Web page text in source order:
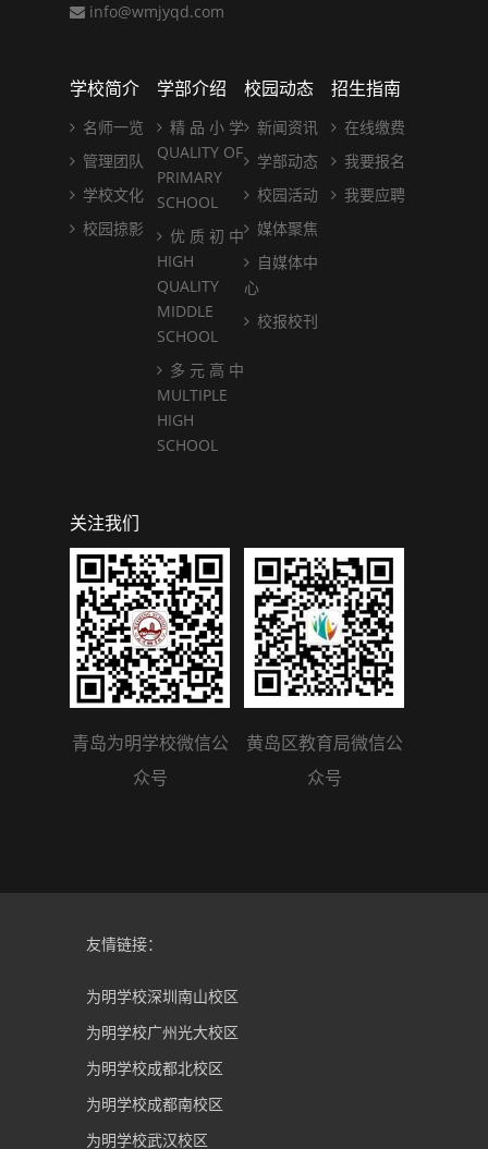
info@wmjyqd.com
学校简介
名师一览
管理团队
学校文化
校园掠影
学部介绍
精 品 小 学
QUALITY OF
PRIMARY
SCHOOL
优 质 初 中
HIGH
QUALITY
MIDDLE
SCHOOL
多 元 高 中
MULTIPLE
HIGH
SCHOOL
校园动态
新闻资讯
学部动态
校园活动
媒体聚焦
自媒体中
心
校报校刊
招生指南
在线缴费
我要报名
我要应聘
关注我们
青岛为明学校微信公
众号
黄岛区教育局微信公
众号
友情链接：
为明学校深圳南山校区
为明学校广州光大校区
为明学校成都北校区
为明学校成都南校区
为明学校武汉校区